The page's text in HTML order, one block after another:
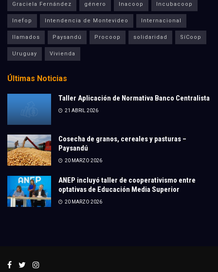
Graciela Fernández género Inacoop Incubacoop
Inefop Intendencia de Montevideo Internacional
llamados Paysandú Procoop solidaridad SíCoop
Uruguay Vivienda
Últimas Noticias
Taller Aplicación de Normativa Banco Centralista
21 ABRIL 2026
Cosecha de granos, cereales y pasturas –
Paysandú
20 MARZO 2026
ANEP incluyó taller de cooperativismo entre
optativas de Educación Media Superior
20 MARZO 2026